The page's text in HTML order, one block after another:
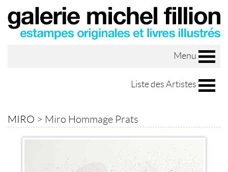
Menu
Liste des Artistes
MIRO > Miro Hommage Prats